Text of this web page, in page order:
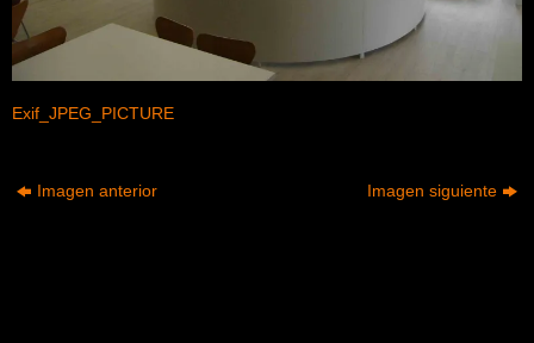
Exif_JPEG_PICTURE
Imagen anterior Imagen siguiente